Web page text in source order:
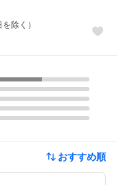
除く）
おすすめ順